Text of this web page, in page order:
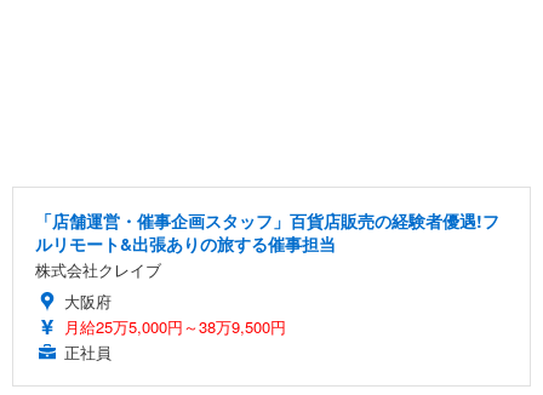
「店舗運営・催事企画スタッフ」百貨店販売の経験者優遇!フ
ルリモート&出張ありの旅する催事担当
株式会社クレイブ
大阪府
月給25万5,000円～38万9,500円
正社員